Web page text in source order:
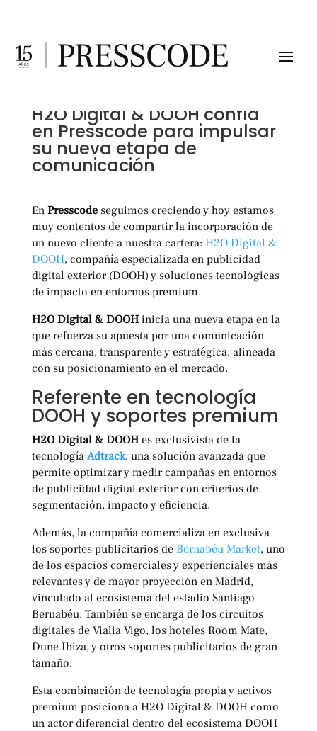
H2O Digital & DOOH confía
en Presscode para impulsar
su nueva etapa de
comunicación
En Presscodeseguimos creciendo y hoy estamos
muy contentos de compartir la incorporación de
un nuevo cliente a nuestra cartera: H2O Digital &
DOOH, compañía especializada en publicidad
digital exterior (DOOH) y soluciones tecnológicas
de impacto en entornos premium.
H2O Digital & DOOHinicia una nueva etapa en la
que refuerza su apuesta por una comunicación
más cercana, transparente y estratégica, alineada
con su posicionamiento en el mercado.
Referente en tecnología
DOOH y soportes premium
H2O Digital & DOOHes exclusivista de la
tecnología Adtrack, una solución avanzada que
permite optimizar y medir campañas en entornos
de publicidad digital exterior con criterios de
segmentación, impacto y eficiencia.
Además, la compañía comercializa en exclusiva
los soportes publicitarios de Bernabéu Market, uno
de los espacios comerciales y experienciales más
relevantes y de mayor proyección en Madrid,
vinculado al ecosistema del estadio Santiago
Bernabéu. También se encarga de los circuitos
digitales de Vialia Vigo, los hoteles Room Mate,
Dune Ibiza, y otros soportes publicitarios de gran
tamaño.
Esta combinación de tecnología propia y activos
premium posiciona a H2O Digital & DOOH como
un actor diferencial dentro del ecosistema DOOH